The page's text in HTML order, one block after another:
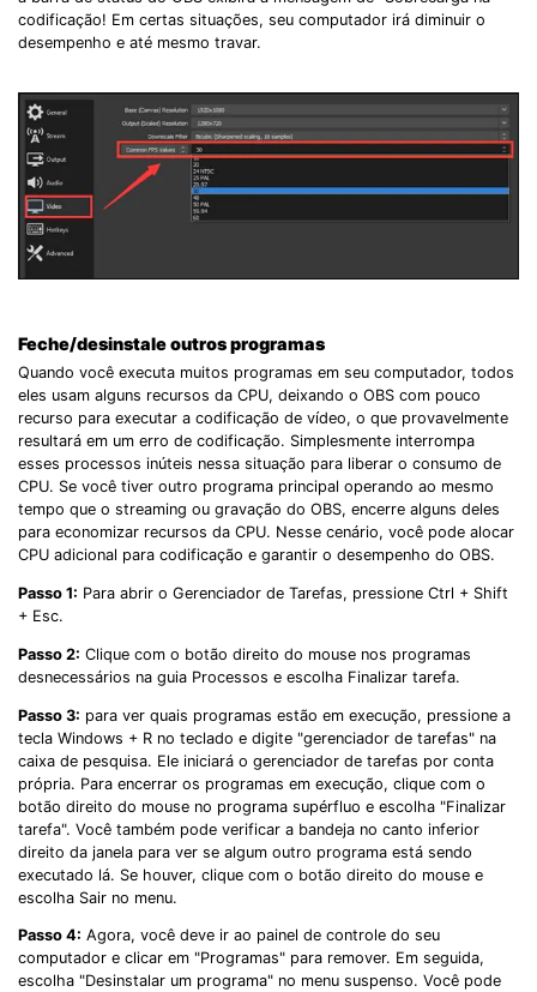
codificação! Em certas situações, seu computador irá diminuir o
desempenho e até mesmo travar.
Feche/desinstale outros programas
Quando você executa muitos programas em seu computador, todos
eles usam alguns recursos da CPU, deixando o OBS com pouco
recurso para executar a codificação de vídeo, o que provavelmente
resultará em um erro de codificação. Simplesmente interrompa
esses processos inúteis nessa situação para liberar o consumo de
CPU. Se você tiver outro programa principal operando ao mesmo
tempo que o streaming ou gravação do OBS, encerre alguns deles
para economizar recursos da CPU. Nesse cenário, você pode alocar
CPU adicional para codificação e garantir o desempenho do OBS.
Passo 1: Para abrir o Gerenciador de Tarefas, pressione Ctrl + Shift
+ Esc.
Passo 2: Clique com o botão direito do mouse nos programas
desnecessários na guia Processos e escolha Finalizar tarefa.
Passo 3: para ver quais programas estão em execução, pressione a
tecla Windows + R no teclado e digite "gerenciador de tarefas" na
caixa de pesquisa. Ele iniciará o gerenciador de tarefas por conta
própria. Para encerrar os programas em execução, clique com o
botão direito do mouse no programa supérfluo e escolha "Finalizar
tarefa". Você também pode verificar a bandeja no canto inferior
direito da janela para ver se algum outro programa está sendo
executado lá. Se houver, clique com o botão direito do mouse e
escolha Sair no menu.
Passo 4: Agora, você deve ir ao painel de controle do seu
computador e clicar em "Programas" para remover. Em seguida,
escolha "Desinstalar um programa" no menu suspenso. Você pode
With AI Ease.
Record. Edit. Share. All with Filmora!
Got It Try It Now